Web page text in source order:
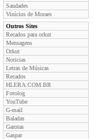
Saudades
Vinícius de Moraes
Outros Sites
Recados para orkut
Mensagens
Orkut
Noticias
Letras de Músicas
Recados
HLERA.COM.BR
Fotolog
YouTube
G-mail
Baladas
Garotas
Gaspar